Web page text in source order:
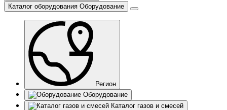
Каталог оборудования Оборудование
Регион
Оборудование
Каталог газов и смесей